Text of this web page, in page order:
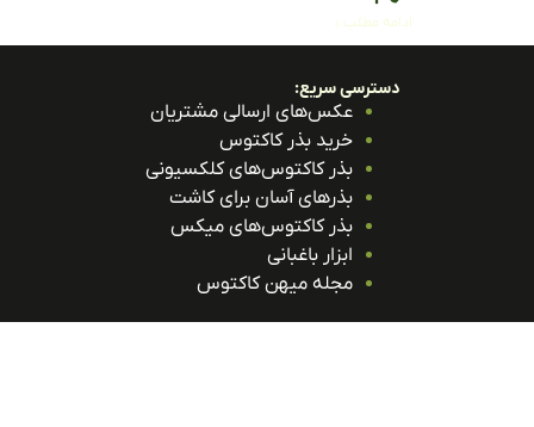
ادامه مطلب »
دسترسی سریع:
عکس‌های ارسالی مشتریان
خرید بذر کاکتوس
بذر کاکتوس‌های کلکسیونی
بذرهای آسان برای کاشت
بذر کاکتوس‌های میکس
ابزار باغبانی
مجله میهن کاکتوس